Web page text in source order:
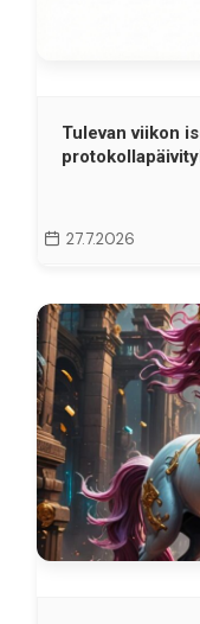
Tulevan viikon
27.7.2026